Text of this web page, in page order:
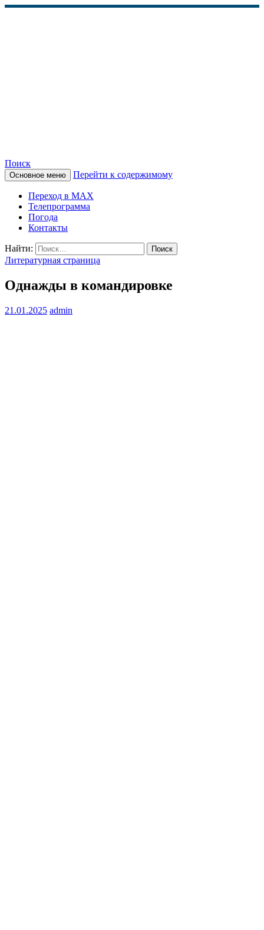
КАМЧАТСКОЕ
ИНФОРМАЦИОННОЕ
АГЕНТСТВО (КИА
«ВЕСТИ»)
Поиск
Основное меню Перейти к содержимому
Переход в MAX
Телепрограмма
Погода
Контакты
Найти:
Литературная страница
Однажды в командировке
21.01.2025 admin